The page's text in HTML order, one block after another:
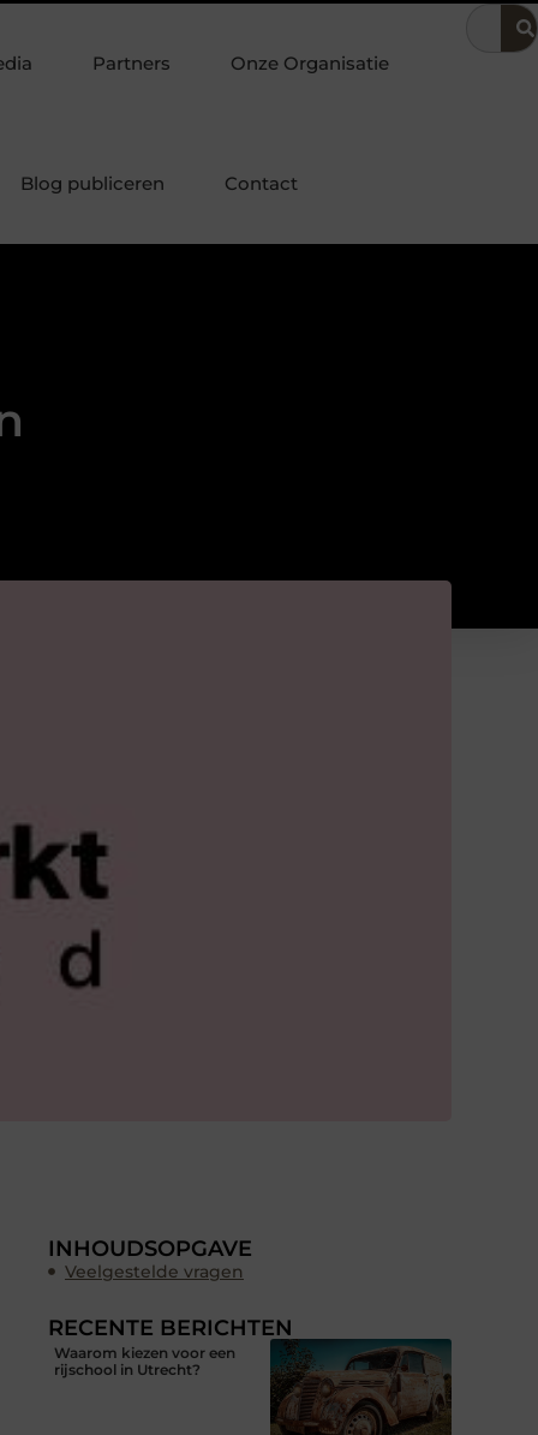
Klassiek bureau combineren met andere stukken tot een
Partners Onze Organisatie
Blog publiceren Contact
INHOUDSOPGAVE
Veelgestelde vragen
RECENTE BERICHTEN
Waarom kiezen voor een
rijschool in Utrecht?